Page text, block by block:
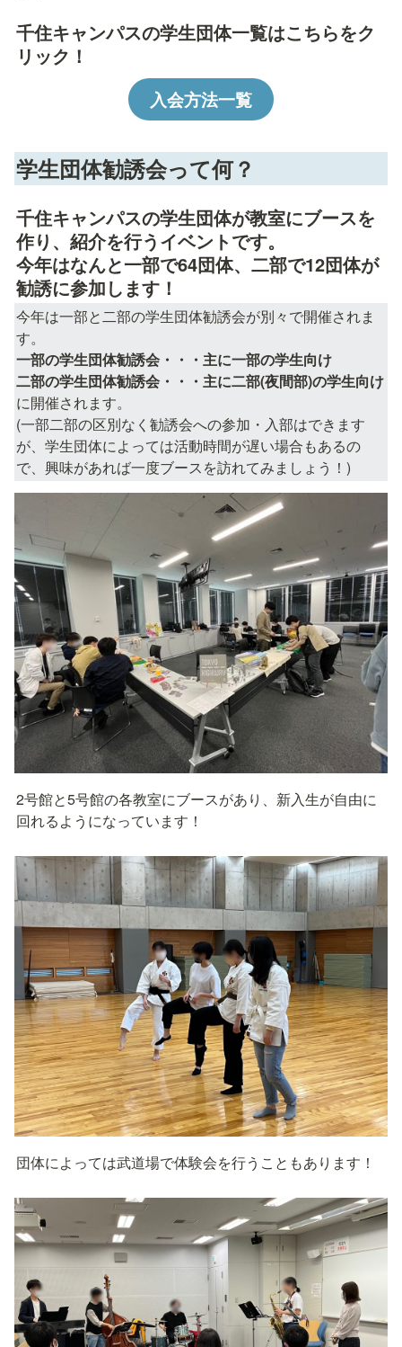
千住キャンパスの学生団体一覧はこちらをク
リック！
入会方法一覧
学生団体勧誘会って何？
千住キャンパスの学生団体が教室にブースを
作り、紹介を行うイベントです。
今年はなんと一部で64団体、二部で12団体が
勧誘に参加します！
今年は一部と二部の学生団体勧誘会が別々で開催されま
一部の学生団体勧誘会・・・主に一部の学生向け
二部の学生団体勧誘会・・・主に二部(夜間部)の学生向け
に開催されます。
(一部二部の区別なく勧誘会への参加・入部はできます
が、学生団体によっては活動時間が遅い場合もあるの
で、興味があれば一度ブースを訪れてみましょう！)
2号館と5号館の各教室にブースがあり、新入生が自由に
回れるようになっています！
団体によっては武道場で体験会を行うこともあります！